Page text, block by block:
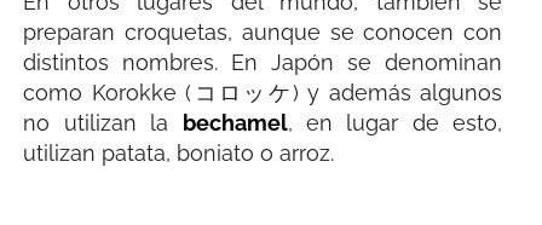
preparan croquetas, aunque se conocen con
distintos nombres. En Japón se denominan
como Korokke (コロッケ) y además algunos
no utilizan la bechamel, en lugar de esto,
utilizan patata, boniato o arroz.